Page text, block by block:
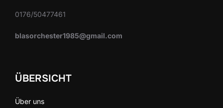
0176/50477461
blasorchester1985@gmail.com
ÜBERSICHT
Über uns